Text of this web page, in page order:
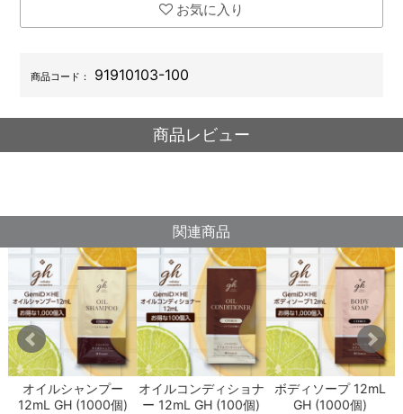
お気に入り
商品コード： 91910103-100
商品レビュー
関連商品
オイルシャンプー
12mL GH (1000個)
オイルコンディショナ
ー 12mL GH (100個)
ボディソープ 12mL
GH (1000個)